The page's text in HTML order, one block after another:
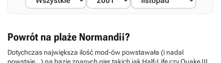
Powrót na plaże Normandii?
Dotychczas największa ilość mod-ów powstawała (i nadal